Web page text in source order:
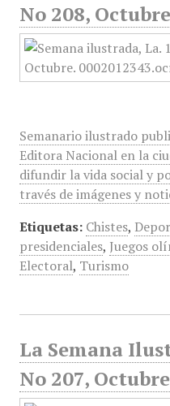
No 208,
Semanario ilustrado
Editora Nacional en la
difundir la vida social y
través de imágenes y
Etiquetas: Chistes,
presidenciales, Juegos
Electoral, Turismo
La Semana
No 207,